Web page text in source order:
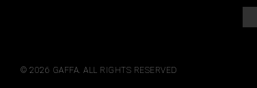
© 2026 GAFFA. ALL RIGHTS RESERVED